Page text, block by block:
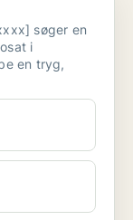
søger en
i
en tryg,